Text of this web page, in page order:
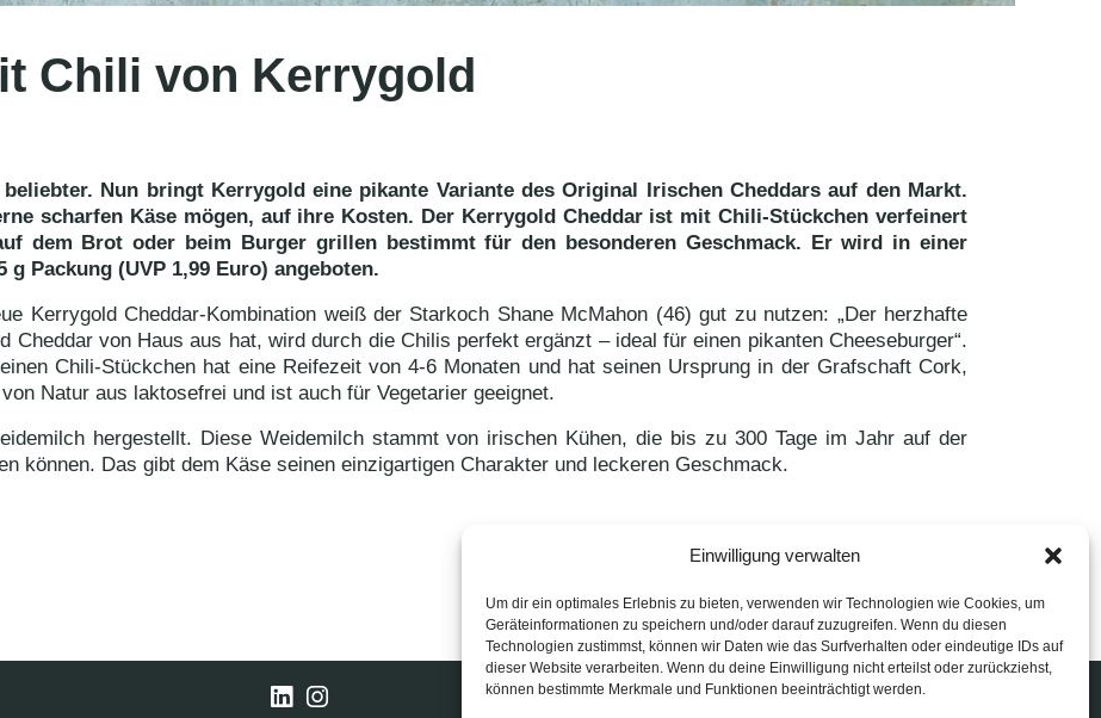
Einwilligung verwalten
Um dir ein optimales Erlebnis zu bieten, verwenden wir Technologien wie Cookies, um
Geräteinformationen zu speichern und/oder darauf zuzugreifen. Wenn du diesen
Technologien zustimmst, können wir Daten wie das Surfverhalten oder eindeutige IDs auf
dieser Website verarbeiten. Wenn du deine Einwilligung nicht erteilst oder zurückziehst,
können bestimmte Merkmale und Funktionen beeinträchtigt werden.
Chili von Kerrygold
Nun bringt Kerrygold eine pikante Variante des Original Irischen Cheddars auf den Markt.
scharfen Käse mögen, auf ihre Kosten. Der Kerrygold Cheddar ist mit Chili-Stückchen verfeinert
dem Brot oder beim Burger grillen bestimmt für den besonderen Geschmack. Er wird in einer
Packung (UVP 1,99 Euro) angeboten.
Kerrygold Cheddar-Kombination weiß der Starkoch Shane McMahon (46) gut zu nutzen: „Der herzhafte
Cheddar von Haus aus hat, wird durch die Chilis perfekt ergänzt – ideal für einen pikanten Cheeseburger“.
Chili-Stückchen hat eine Reifezeit von 4-6 Monaten und hat seinen Ursprung in der Grafschaft Cork,
Natur aus laktosefrei und ist auch für Vegetarier geeignet.
hergestellt. Diese Weidemilch stammt von irischen Kühen, die bis zu 300 Tage im Jahr auf der
können. Das gibt dem Käse seinen einzigartigen Charakter und leckeren Geschmack.
LinkedInInstagram